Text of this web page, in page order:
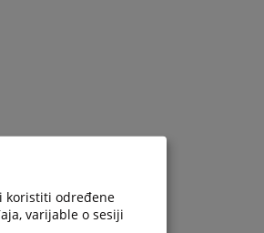
koristiti određene
varijable o sesiji